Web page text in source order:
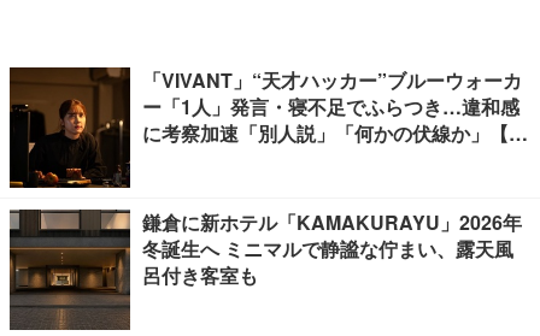
「VIVANT」“天才ハッカー”ブルーウォーカ
ー「1人」発言・寝不足でふらつき…違和感
に考察加速「別人説」「何かの伏線か」【ネ
鎌倉に新ホテル「KAMAKURAYU」2026年
冬誕生へ ミニマルで静謐な佇まい、露天風
呂付き客室も